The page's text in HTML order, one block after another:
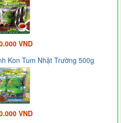
VND
Kon Tum Nhật Trường 500g
VND